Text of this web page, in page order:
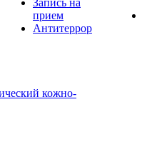
Запись на
прием
Антитеррор